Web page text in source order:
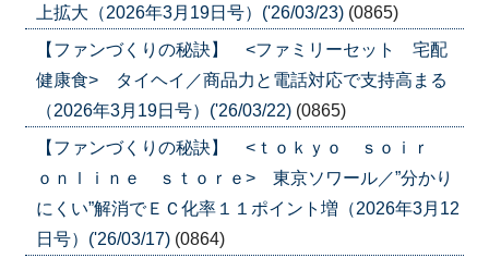
上拡大（2026年3月19日号）('26/03/23) (0865)
【ファンづくりの秘訣】 <ファミリーセット 宅配
健康食> タイヘイ／商品力と電話対応で支持高まる
（2026年3月19日号）('26/03/22) (0865)
【ファンづくりの秘訣】 <ｔｏｋｙｏ ｓｏｉｒ
ｏｎｌｉｎｅ ｓｔｏｒｅ> 東京ソワール／”分かり
にくい”解消でＥＣ化率１１ポイント増（2026年3月12
日号）('26/03/17) (0864)